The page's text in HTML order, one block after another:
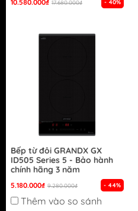
- 40%
10.580.000₫ 17.680.000₫
Bếp từ đôi GRANDX GX
ID505 Series 5 - Bảo hành
chính hãng 3 năm
5.180.000₫ 9.280.000₫ - 44%
Thêm vào so sánh